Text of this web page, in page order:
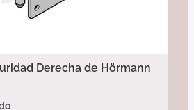
Derecha de Hörmann